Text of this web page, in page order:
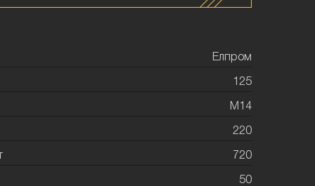
Елпром
125
М14
220
720
50